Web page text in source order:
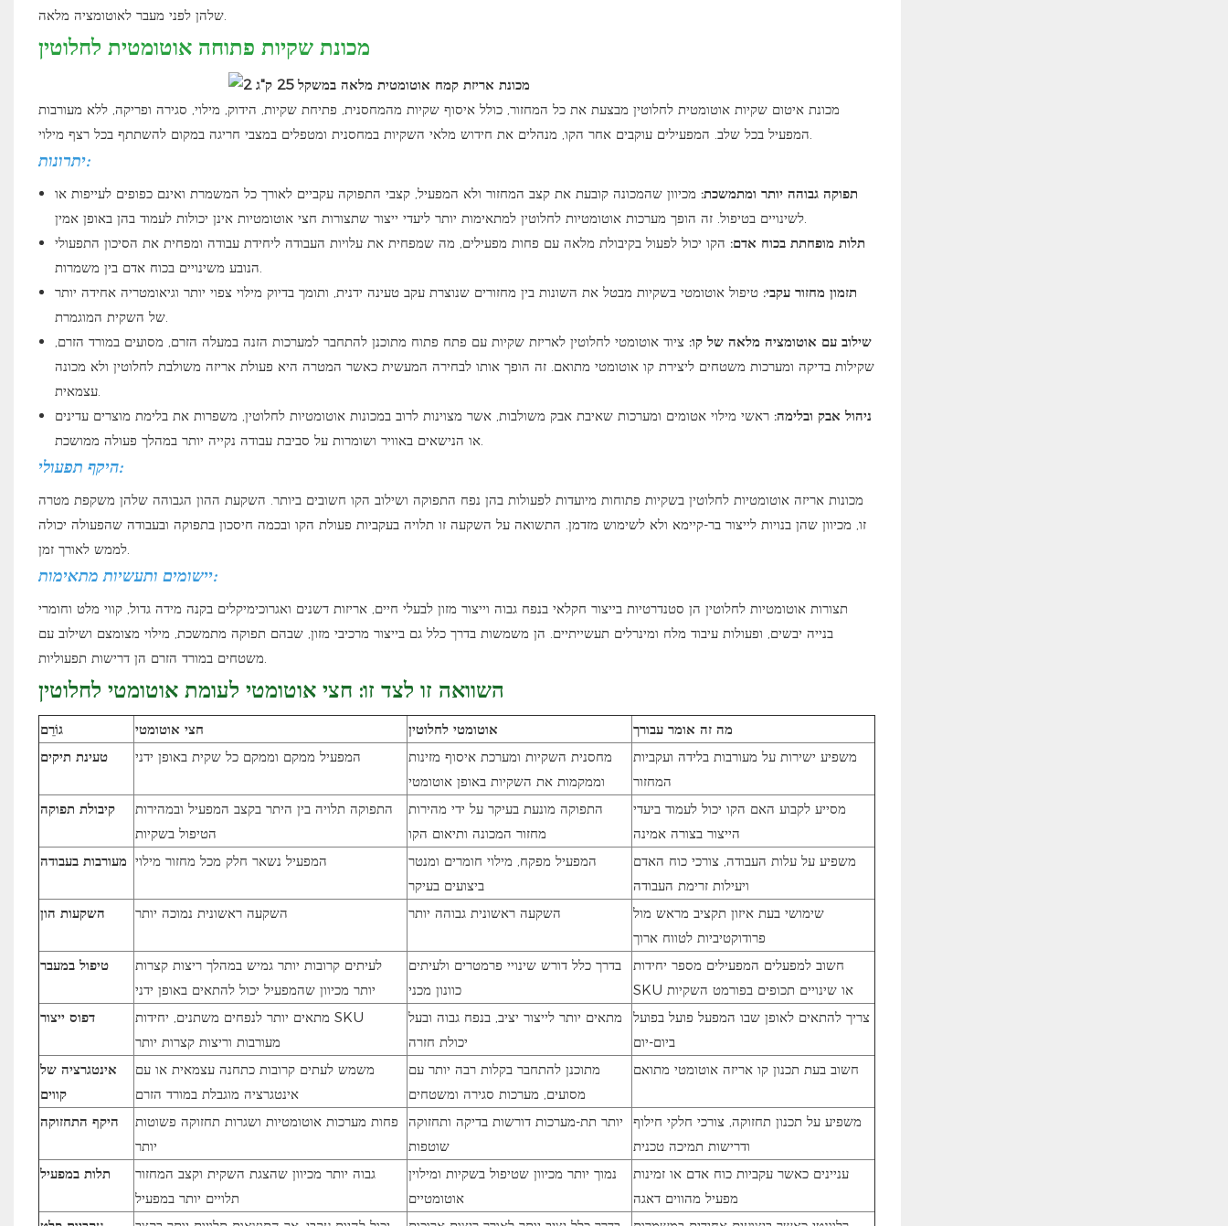
שלהן לפני מעבר לאוטומציה מלאה.
מכונת שקיות פתוחה אוטומטית לחלוטין
מכונת איטום שקיות אוטומטית לחלוטין מבצעת את כל המחזור, כולל איסוף שקיות מהמחסנית, פתיחת שקיות, הידוק, מילוי, סגירה ופריקה, ללא מעורבות
יתרונות:
תפוקה גבוהה יותר ומתמשכת: מכיוון שהמכונה קובעת את קצב המחזור ולא המפעיל, קצבי התפוקה עקביים לאורך כל המשמרת ואינם כפופים לעייפות או
לשינויים בטיפול. זה הופך מערכות אוטומטיות לחלוטין למתאימות יותר ליעדי ייצור שתצורות חצי אוטומטיות אינן יכולות לעמוד בהן באופן אמין.
תלות מופחתת בכוח אדם: הקו יכול לפעול בקיבולת מלאה עם פחות מפעילים, מה שמפחית את עלויות העבודה ליחידת עבודה ומפחית את הסיכון התפעולי
תזמון מחזור עקבי: טיפול אוטומטי בשקיות מבטל את השונות בין מחזורים שנוצרת עקב טעינה ידנית, ותומך בדיוק מילוי צפוי יותר וגיאומטריה אחידה יותר
של השקית המוגמרת.
שילוב עם אוטומציה מלאה של קו: ציוד אוטומטי לחלוטין לאריזת שקיות עם פתח פתוח מתוכנן להתחבר למערכות הזנה במעלה הזרם, מסועים במורד הזרם,
שקילות בדיקה ומערכות משטחים ליצירת קו אוטומטי מתואם. זה הופך אותו לבחירה המעשית כאשר המטרה היא פעולת אריזה משולבת לחלוטין ולא מכונה
עצמאית.
ניהול אבק ובלימה: ראשי מילוי אטומים ומערכות שאיבת אבק משולבות, אשר מצוינות לרוב במכונות אוטומטיות לחלוטין, משפרות את בלימת מוצרים עדינים
או הנישאים באוויר ושומרות על סביבת עבודה נקייה יותר במהלך פעולה ממושכת.
היקף תפעולי:
מכונות אריזה אוטומטיות לחלוטין בשקיות פתוחות מיועדות לפעולות בהן נפח התפוקה ושילוב הקו חשובים ביותר. השקעת ההון הגבוהה שלהן משקפת מטרה
זו, מכיוון שהן בנויות לייצור בר-קיימא ולא לשימוש מזדמן. התשואה על השקעה זו תלויה בעקביות פעולת הקו ובכמה חיסכון בתפוקה ובעבודה שהפעולה יכולה
לממש לאורך זמן.
יישומים ותעשיות מתאימות:
תצורות אוטומטיות לחלוטין הן סטנדרטיות בייצור חקלאי בנפח גבוה וייצור מזון לבעלי חיים, אריזות דשנים ואגרוכימיקלים בקנה מידה גדול, קווי מלט וחומרי
בנייה יבשים, ופעולות עיבוד מלח ומינרלים תעשייתיים. הן משמשות בדרך כלל גם בייצור מרכיבי מזון, שבהם תפוקה מתמשכת, מילוי מצומצם ושילוב עם
השוואה זו לצד זו: חצי אוטומטי לעומת אוטומטי לחלוטין
גוֹרֵם חצי אוטומטי אוטומטי לחלוטין
מה זה אומר עבורך
טעינת תיקים
המפעיל ממקם וממקם כל שקית באופן ידני
מחסנית השקיות ומערכת איסוף מזינות
וממקמות את השקיות באופן אוטומטי
משפיע ישירות על מעורבות בלידה ועקביות
המחזור
קיבולת תפוקה
התפוקה תלויה בין היתר בקצב המפעיל ובמהירות
הטיפול בשקיות
התפוקה מונעת בעיקר על ידי מהירות
מחזור המכונה ותיאום הקו
מסייע לקבוע האם הקו יכול לעמוד ביעדי
הייצור בצורה אמינה
מעורבות בעבודה המפעיל נשאר חלק מכל מחזור מילוי
המפעיל מפקח, מילוי חומרים ומנטר
ביצועים בעיקר
משפיע על עלות העבודה, צורכי כוח האדם
ויעילות זרימת העבודה
השקעות הון
השקעה ראשונית נמוכה יותר השקעה ראשונית גבוהה יותר
שימושי בעת איזון תקציב מראש מול
פרודוקטיביות לטווח ארוך
טיפול במעבר
לעיתים קרובות יותר גמיש במהלך ריצות קצרות
יותר מכיוון שהמפעיל יכול להתאים באופן ידני
בדרך כלל דורש שינויי פרמטרים ולעיתים
כוונון מכני
חשוב למפעלים המפעילים מספר יחידות
SKU או שינויים תכופים בפורמט השקיות
דפוס ייצור
מתאים יותר לנפחים משתנים, יחידות SKU
מעורבות וריצות קצרות יותר
מתאים יותר לייצור יציב, בנפח גבוה ובעל
יכולת חזרה
צריך להתאים לאופן שבו המפעל פועל בפועל
ביום-יום
אינטגרציה של
קווים
משמש לעתים קרובות כתחנה עצמאית או עם
אינטגרציה מוגבלת במורד הזרם
מתוכנן להתחבר בקלות רבה יותר עם
מסועים, מערכות סגירה ומשטחים
חשוב בעת תכנון קו אריזה אוטומטי מתואם
היקף התחזוקה
פחות מערכות אוטומטיות ושגרות תחזוקה פשוטות
יותר
יותר תת-מערכות דורשות בדיקה ותחזוקה
שוטפות
משפיע על תכנון תחזוקה, צורכי חלקי חילוף
ודרישות תמיכה טכנית
תלות במפעיל
גבוה יותר מכיוון שהצגת השקית וקצב המחזור
תלויים יותר במפעיל
נמוך יותר מכיוון שטיפול בשקיות ומילוין
אוטומטיים
עניינים כאשר עקביות כוח אדם או זמינות
מפעיל מהווים דאגה